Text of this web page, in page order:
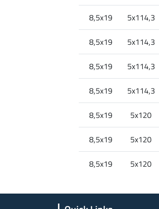
8,5x19 5x114,3
8,5x19 5x114,3
8,5x19 5x114,3
8,5x19 5x114,3
8,5x19 5x120
8,5x19 5x120
8,5x19 5x120